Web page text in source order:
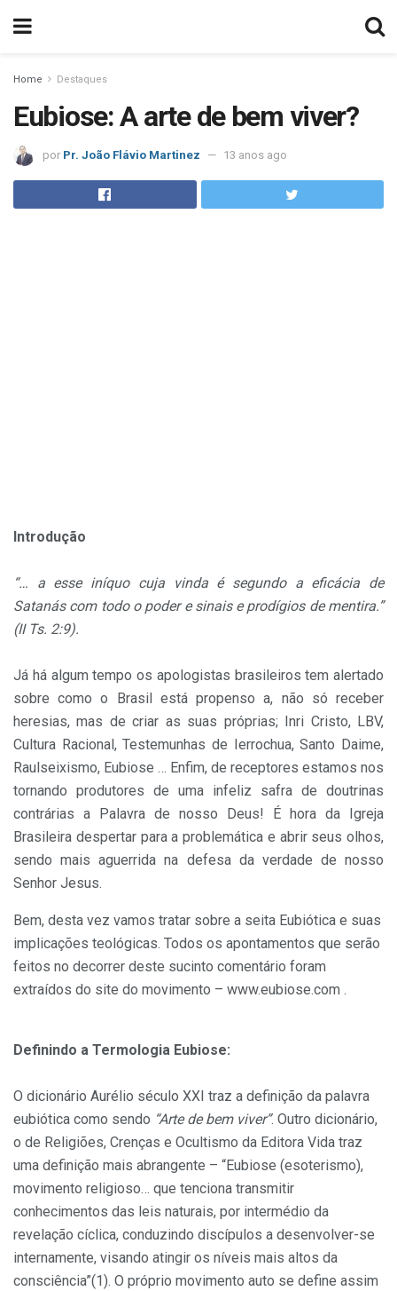
Home Destaques
Eubiose: A arte de bem viver?
por Pr. João Flávio Martinez 13 anos ago
Introdução
“… a esse iníquo cuja vinda é segundo a eficácia de
Satanás com todo o poder e sinais e prodígios de mentira.”
(II Ts. 2:9).
Já há algum tempo os apologistas brasileiros tem alertado
sobre como o Brasil está propenso a, não só receber
heresias, mas de criar as suas próprias; Inri Cristo, LBV,
Cultura Racional, Testemunhas de Ierrochua, Santo Daime,
Raulseixismo, Eubiose … Enfim, de receptores estamos nos
tornando produtores de uma infeliz safra de doutrinas
contrárias a Palavra de nosso Deus! É hora da Igreja
Brasileira despertar para a problemática e abrir seus olhos,
sendo mais aguerrida na defesa da verdade de nosso
Senhor Jesus.
Bem, desta vez vamos tratar sobre a seita Eubiótica e suas
implicações teológicas. Todos os apontamentos que serão
feitos no decorrer deste sucinto comentário foram
extraídos do site do movimento – www.eubiose.com .
Definindo a Termologia Eubiose:
O dicionário Aurélio século XXI traz a definição da palavra
eubiótica como sendo “Arte de bem viver”. Outro dicionário,
o de Religiões, Crenças e Ocultismo da Editora Vida traz
uma definição mais abrangente – “Eubiose (esoterismo),
movimento religioso… que tenciona transmitir
conhecimentos das leis naturais, por intermédio da
revelação cíclica, conduzindo discípulos a desenvolver-se
internamente, visando atingir os níveis mais altos da
consciência”(1). O próprio movimento auto se define assim